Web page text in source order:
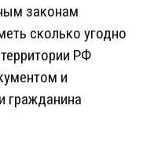
законам
сколько угодно
РФ
и
гражданина